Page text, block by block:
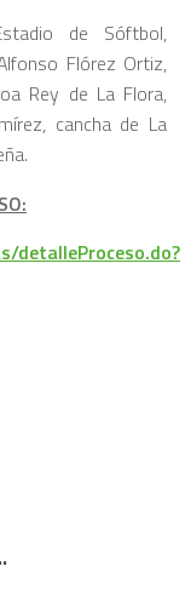
de Sóftbol,
Flórez Ortiz,
Rey de La Flora,
cancha de La
detalleProceso.do?